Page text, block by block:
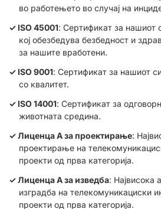
во работењето во случај на
ISO 45001: Сертификат за нашиот
кој обезбедува безбедност и
за нашите вработени.
ISO 9001: Сертификат за нашиот
со квалитет.
ISO 14001: Сертификат за
животната средина.
Лиценца А за проектирање:
проектирање на
проекти од прва категорија.
Лиценца А за изведба: Највисока
изградба на телекомуникациски
проекти од прва категорија.